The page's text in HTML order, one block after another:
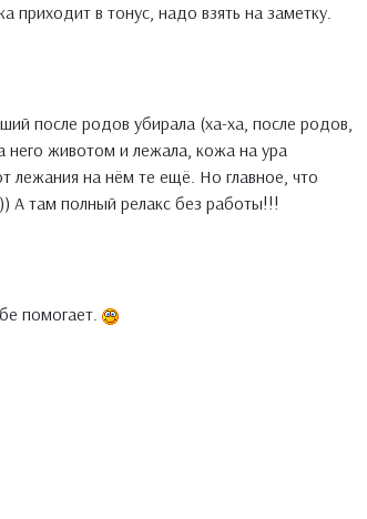
приходит в тонус, надо взять на заметку.
после родов убирала (ха-ха, после родов,
него животом и лежала, кожа на ура
лежания на нём те ещё. Но главное, что
А там полный релакс без работы!!!
помогает.